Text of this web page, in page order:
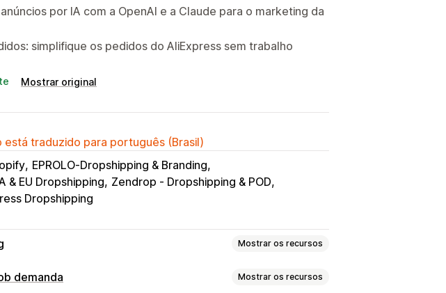
por IA com a OpenAI e a Claude para o marketing da
simplifique os pedidos do AliExpress sem trabalho
Mostrar original
está traduzido para português (Brasil)
EPROLO‑Dropshipping & Branding
& EU Dropshipping Zendrop ‑ Dropshipping & POD
Dropshipping
Mostrar os recursos
você pode vender
demanda Mostrar os recursos